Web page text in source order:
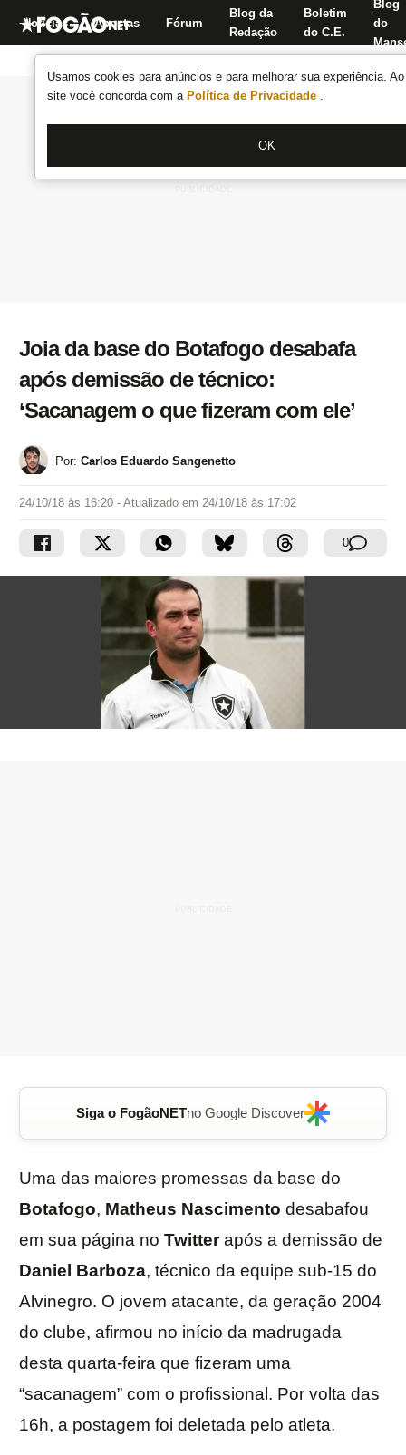
Usamos cookies para anúncios e para melhorar sua experiência.
site você concorda com a Política de Privacidade .
OK
Notícias Apostas Fórum
Blog da
Redação
Boletim
do C.E.
Blog
do
Joia da base do Botafogo desabafa
após demissão de técnico:
‘Sacanagem o que fizeram com ele’
Por: Carlos Eduardo Sangenetto
24/10/18 às 16:20 - Atualizado em 24/10/18 às 17:02
0
Siga o FogãoNETno Google Discover
Uma das maiores promessas da base do
Botafogo, Matheus Nascimento desabafou
em sua página no Twitterapós a demissão de
Daniel Barboza, técnico da equipe sub-15 do
Alvinegro. O jovem atacante, da geração 2004
do clube, afirmou no início da madrugada
desta quarta-feira que fizeram uma
“sacanagem” com o profissional. Por volta das
16h, a postagem foi deletada pelo atleta.